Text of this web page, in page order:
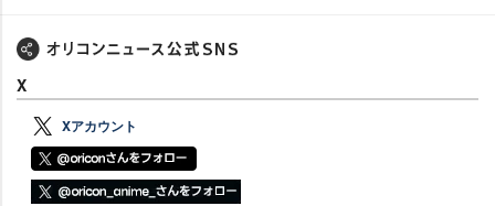
X
Xアカウント